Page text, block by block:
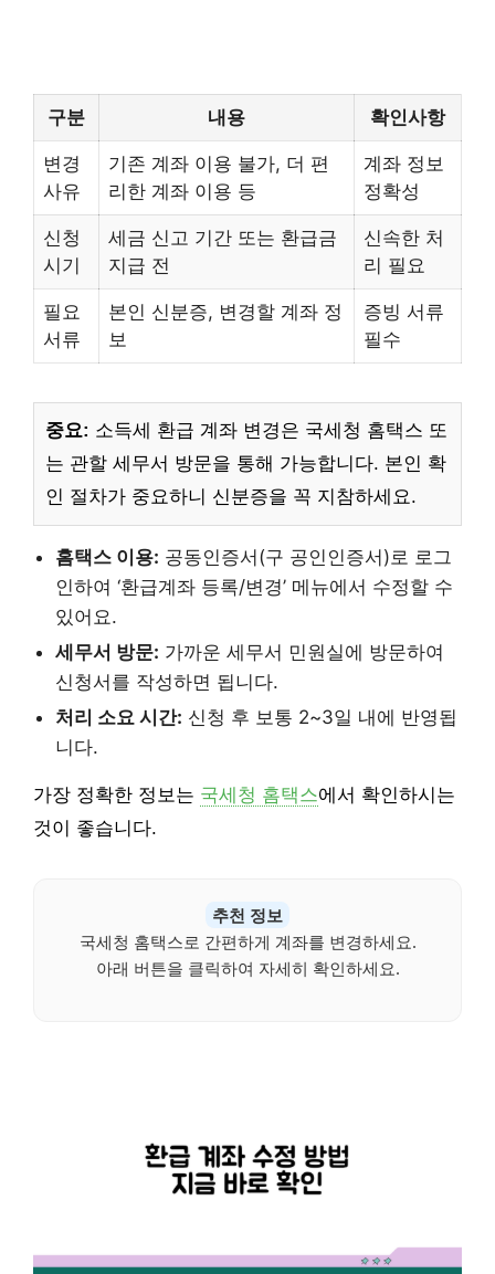
구분 내용 확인사항
변경
사유
기존 계좌 이용 불가, 더 편
리한 계좌 이용 등
계좌 정보
정확성
신청
시기
세금 신고 기간 또는 환급금
지급 전
신속한 처
리 필요
필요
서류
본인 신분증, 변경할 계좌 정
보
증빙 서류
필수
중요: 소득세 환급 계좌 변경은 국세청 홈택스 또
는 관할 세무서 방문을 통해 가능합니다. 본인 확
인 절차가 중요하니 신분증을 꼭 지참하세요.
홈택스 이용: 공동인증서(구 공인인증서)로 로그
인하여 ‘환급계좌 등록/변경’ 메뉴에서 수정할 수
있어요.
세무서 방문: 가까운 세무서 민원실에 방문하여
신청서를 작성하면 됩니다.
처리 소요 시간: 신청 후 보통 2~3일 내에 반영됩
니다.
가장 정확한 정보는 국세청 홈택스에서 확인하시는
것이 좋습니다.
추천 정보
국세청 홈택스로 간편하게 계좌를 변경하세요.
아래 버튼을 클릭하여 자세히 확인하세요.